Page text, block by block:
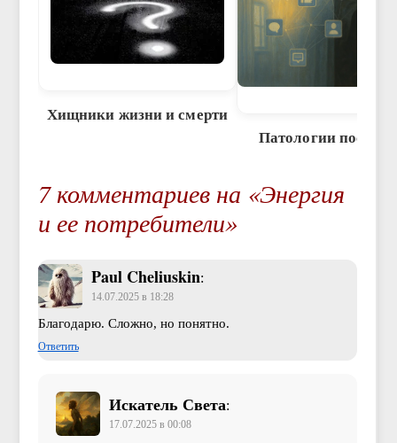
Хищники жизни и смерти
Патологии
7 комментариев на «Энергия
и ее потребители»
Paul Cheliuskin:
14.07.2025 в 18:28
Благодарю. Сложно, но понятно.
Ответить
Искатель Света:
17.07.2025 в 00:08